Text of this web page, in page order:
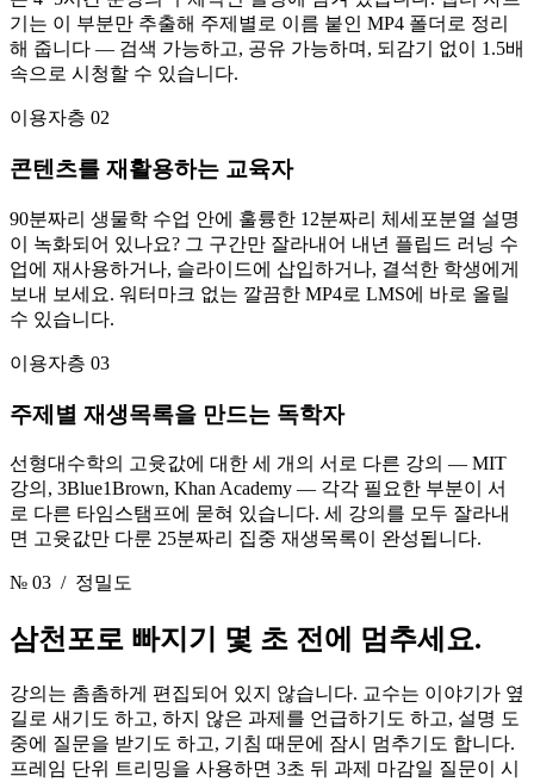
기는 이 부분만 추출해 주제별로 이름 붙인 MP4 폴더로 정리
해 줍니다 — 검색 가능하고, 공유 가능하며, 되감기 없이 1.5배
속으로 시청할 수 있습니다.
이용자층 02
콘텐츠를 재활용하는 교육자
90분짜리 생물학 수업 안에 훌륭한 12분짜리 체세포분열 설명
이 녹화되어 있나요? 그 구간만 잘라내어 내년 플립드 러닝 수
업에 재사용하거나, 슬라이드에 삽입하거나, 결석한 학생에게
보내 보세요. 워터마크 없는 깔끔한 MP4로 LMS에 바로 올릴
수 있습니다.
이용자층 03
주제별 재생목록을 만드는 독학자
선형대수학의 고윳값에 대한 세 개의 서로 다른 강의 — MIT
강의, 3Blue1Brown, Khan Academy — 각각 필요한 부분이 서
로 다른 타임스탬프에 묻혀 있습니다. 세 강의를 모두 잘라내
면 고윳값만 다룬 25분짜리 집중 재생목록이 완성됩니다.
№ 03 / 정밀도
삼천포로 빠지기 몇 초 전에 멈추세요.
강의는 촘촘하게 편집되어 있지 않습니다. 교수는 이야기가 옆
길로 새기도 하고, 하지 않은 과제를 언급하기도 하고, 설명 도
중에 질문을 받기도 하고, 기침 때문에 잠시 멈추기도 합니다.
프레임 단위 트리밍을 사용하면 3초 뒤 과제 마감일 질문이 시